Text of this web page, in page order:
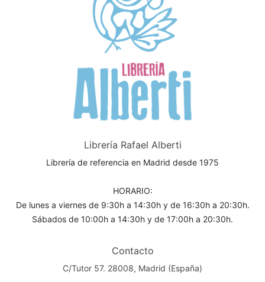
Librería Rafael Alberti
Librería de referencia en Madrid desde 1975
HORARIO:
De lunes a viernes de 9:30h a 14:30h y de 16:30h a 20:30h.
Sábados de 10:00h a 14:30h y de 17:00h a 20:30h.
Contacto
C/Tutor 57. 28008, Madrid (España)